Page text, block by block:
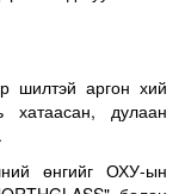
шилтэй аргон хий
дулаан
өнгийг ОХУ-ын